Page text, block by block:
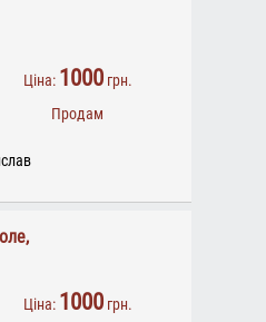
Ціна: 1000грн.
Продам
Ціна: 1000грн.